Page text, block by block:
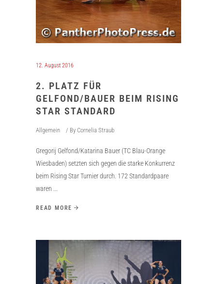
12. August 2016
2. PLATZ FÜR
GELFOND/BAUER BEIM RISING
STAR STANDARD
Allgemein By Cornelia Straub
Gregorij Gelfond/Katarina Bauer (TC Blau-Orange
Wiesbaden) setzten sich gegen die starke Konkurrenz
beim Rising Star Turnier durch. 172 Standardpaare
waren
READ MORE